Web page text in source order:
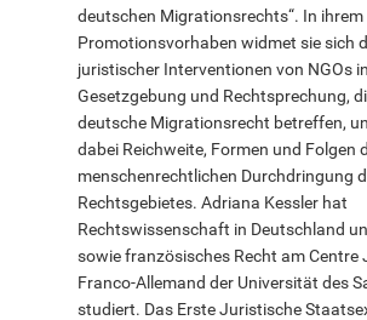
Publikationen
Veranstaltungen
Aktuelles
Kontakt
english
deutschen Migrationsrechts“. In ihrem
Promotionsvorhaben widmet sie sich
juristischer Interventionen von NGOs in
Gesetzgebung und Rechtsprechung,
deutsche Migrationsrecht betreffen,
dabei Reichweite, Formen und Folgen
menschenrechtlichen Durchdringung
Rechtsgebietes. Adriana Kessler hat
Rechtswissenschaft in Deutschland
sowie französisches Recht am Centre
Franco-Allemand der Universität des
studiert. Das Erste Juristische